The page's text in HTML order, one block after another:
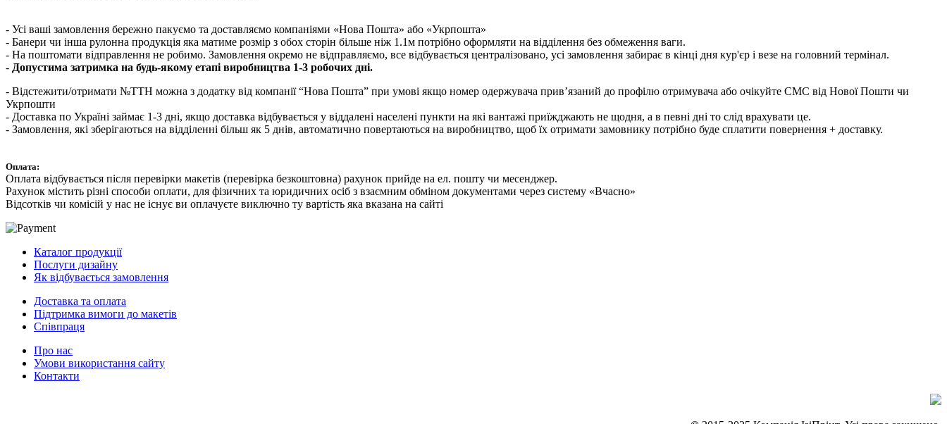
- Усі ваші замовлення бережно пакуємо та доставляємо компаніями «Нова Пошта» або «Укрпошта»
- Банери чи інша рулонна продукція яка матиме розмір з обох сторін більше ніж 1.1м потрібно оформляти на відділення без обмеження ваги.
- На поштомати відправлення не робимо. Замовлення окремо не відправляємо, все відбувається централізовано, усі замовлення забирає в кінці дня кур'єр і везе на головний термінал.
- Допустима затримка на будь-якому етапі виробництва 1-3 робочих дні.
- Відстежити/отримати №ТТН можна з додатку від компанії “Нова Пошта” при умові якщо номер одержувача прив’язаний до профілю отримувача або очікуйте СМС від Нової Пошти чи
Укрпошти
- Доставка по Україні займає 1-3 дні, якщо доставка відбувається у віддалені населені пункти на які вантажі приїжджають не щодня, а в певні дні то слід врахувати це.
- Замовлення, які зберігаються на відділенні більш як 5 днів, автоматично повертаються на виробництво, щоб їх отримати замовнику потрібно буде сплатити повернення + доставку.
Оплата:
Оплата відбувається після перевірки макетів (перевірка безкоштовна) рахунок прийде на ел. пошту чи месенджер.
Рахунок містить різні способи оплати, для фізичних та юридичних осіб з взаємним обміном документами через систему «Вчасно»
Відсотків чи комісій у нас не існує ви оплачуєте виключно ту вартість яка вказана на сайті
Каталог продукції
Послуги дизайну
Як відбувається замовлення
Доставка та оплата
Підтримка вимоги до макетів
Співпраця
Про нас
Умови використання сайту
Контакти